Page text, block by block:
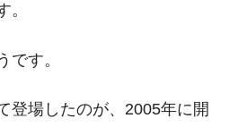
。
です。
登場したのが、2005年に開